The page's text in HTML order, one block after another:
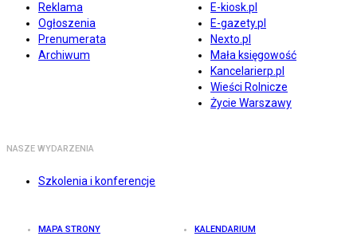
Reklama
Ogłoszenia
Prenumerata
Archiwum
E-kiosk.pl
E-gazety.pl
Nexto.pl
Mała księgowość
Kancelarierp.pl
Wieści Rolnicze
Życie Warszawy
NASZE WYDARZENIA
Szkolenia i konferencje
MAPA STRONY KALENDARIUM